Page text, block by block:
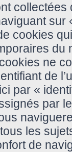
cookies
du
ne
de
par «
par
les
de